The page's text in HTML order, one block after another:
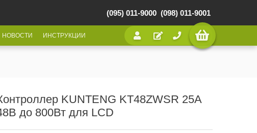
(095) 011-9000 (098) 011-9001
НОВОСТИ ИНСТРУКЦИИ
KUNTENG KT48ZWSR 25A
до 800Вт для LCD